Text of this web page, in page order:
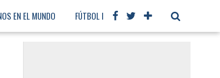
EN EL MUNDO FÚTBOL INTERNACIONAL